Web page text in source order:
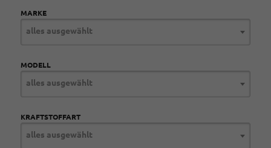
MARKE
alles ausgewählt
MODELL
alles ausgewählt
KRAFTSTOFFART
alles ausgewählt